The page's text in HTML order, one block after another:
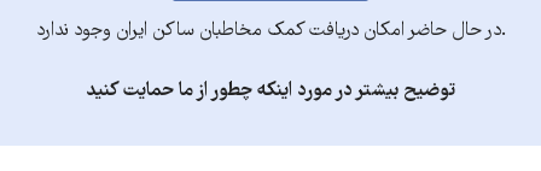
.در حال حاضر امکان دریافت کمک مخاطبان ساکن ایران وجود ندارد
توضیح بیشتر در مورد اینکه چطور از ما حمایت کنید